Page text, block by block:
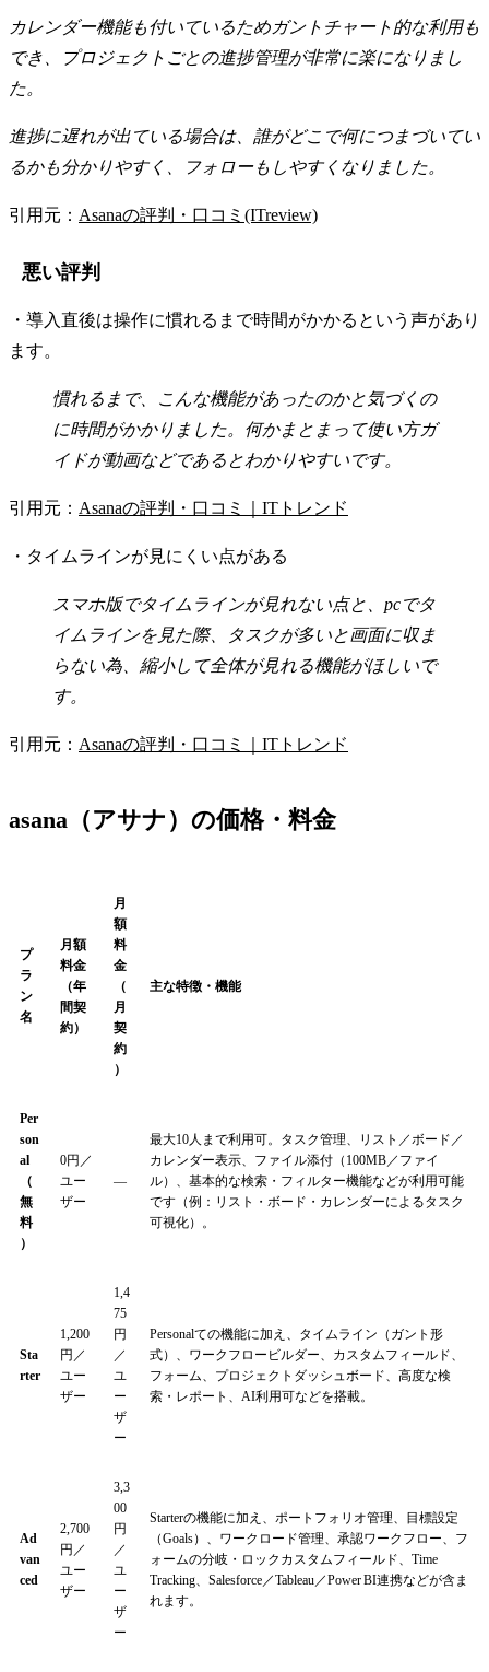
カレンダー機能も付いているためガントチャート的な利用も
でき、プロジェクトごとの進捗管理が非常に楽になりまし
た。
進捗に遅れが出ている場合は、誰がどこで何につまづいてい
るかも分かりやすく、フォローもしやすくなりました。
引用元： Asanaの評判・口コミ(ITreview)
悪い評判
・導入直後は操作に慣れるまで時間がかかるという声があり
ます。
慣れるまで、こんな機能があったのかと気づくの
に時間がかかりました。何かまとまって使い方ガ
イドが動画などであるとわかりやすいです。
引用元： Asanaの評判・口コミ｜ITトレンド
・タイムラインが見にくい点がある
スマホ版でタイムラインが見れない点と、pcでタ
イムラインを見た際、タスクが多いと画面に収ま
らない為、縮小して全体が見れる機能がほしいで
す。
引用元： Asanaの評判・口コミ｜ITトレンド
asana（アサナ）の価格・料金
プ
ラ
ン
名
月額
料金
（年
間契
約）
月
額
料
金
（
月
契
約
）
主な特徴・機能
Per
son
al
（
無
料
）
0円／
ユー
ザー
—
最大10人まで利用可。タスク管理、リスト／ボード／
カレンダー表示、ファイル添付（100MB／ファイ
ル）、基本的な検索・フィルター機能などが利用可能
です（例：リスト・ボード・カレンダーによるタスク
可視化）。
Sta
rter
1,200
円／
ユー
ザー
1,4
75
円
／
ユ
ー
ザ
ー
Personalての機能に加え、タイムライン（ガント形
式）、ワークフロービルダー、カスタムフィールド、
フォーム、プロジェクトダッシュボード、高度な検
索・レポート、AI利用可などを搭載。
Ad
van
ced
2,700
円／
ユー
ザー
3,3
00
円
／
ユ
ー
ザ
ー
Starterの機能に加え、ポートフォリオ管理、目標設定
（Goals）、ワークロード管理、承認ワークフロー、フ
ォームの分岐・ロックカスタムフィールド、Time
Tracking、Salesforce／Tableau／Power BI連携などが含ま
れます。